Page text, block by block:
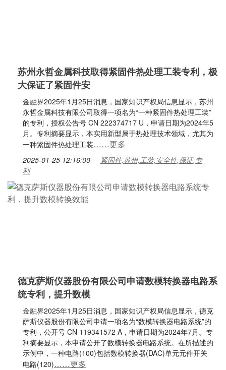
苏州永哲金属科技取得紧固件热处理工装专利，极
大保证了紧固件安
金融界2025年1月25日消息，国家知识产权局信息显示，苏州
永哲金属科技有限公司取得一项名为“一种紧固件热处理工装”
的专利，授权公告号 CN 222374717 U，申请日期为2024年5
月。专利摘要显示，本实用新型属于热处理技术领域，尤其为
一种紧固件热处理工装……更多
2025-01-25 12:16:00
紧固件,苏州,工装,安全性,保证,专
利
德克萨斯仪器股份有限公司申请数模转换器电路系
统专利，提升数模
金融界2025年1月25日消息，国家知识产权局信息显示，德克
萨斯仪器股份有限公司申请一项名为“数模转换器电路系统”的
专利，公开号 CN 119341572 A，申请日期为2024年7月。专
利摘要显示，本申请公开了数模转换器电路系统。在所描述的
示例中，一种电路(100)包括数模转换器(DAC)单元元件开关
电路(120)……更多